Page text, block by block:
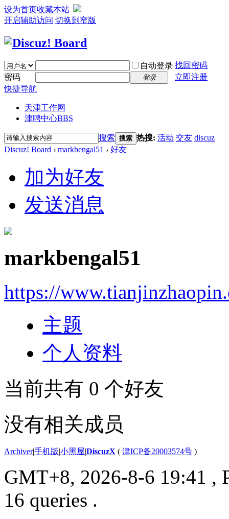
设为首页收藏本站
开启辅助访问 切换到窄版
自动登录 找回密码
密码
登录
立即注册
快捷导航
天津工作网
津聘中心BBS
搜索 搜索 热搜: 活动 交友 discuz
Discuz! Board › markbengal51 › 好友
加为好友
发送消息
markbengal51
https://
主题
个人资料
当前共有 0 个好友
没有相关成员
Archiver|手机版|小黑屋|DiscuzX ( 津ICP备20003574号 )
GMT+8, 2026-8-6 19:41 ,
16 queries .